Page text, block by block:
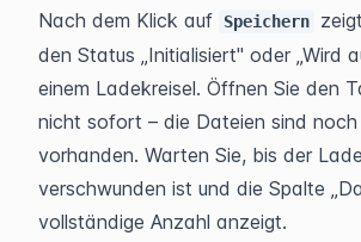
Nach dem Klick auf
Speichern
den Status „Initialisiert" oder „Wird
einem Ladekreisel. Öffnen Sie den
nicht sofort – die Dateien sind
vorhanden. Warten Sie, bis der
verschwunden ist und die Spalte
vollständige Anzahl anzeigt.